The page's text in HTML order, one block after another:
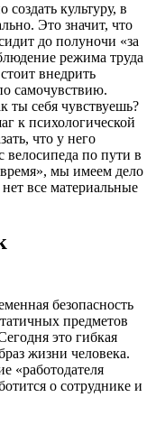
культуру, в
Это значит, что
до полуночи «за
режима труда
внедрить
самочувствию.
ты себя чувствуешь?
к психологической
что у него
велосипеда по пути в
время», мы имеем дело
все материальные
безопасность
предметов
это гибкая
жизни человека.
«работодателя
о сотруднике и